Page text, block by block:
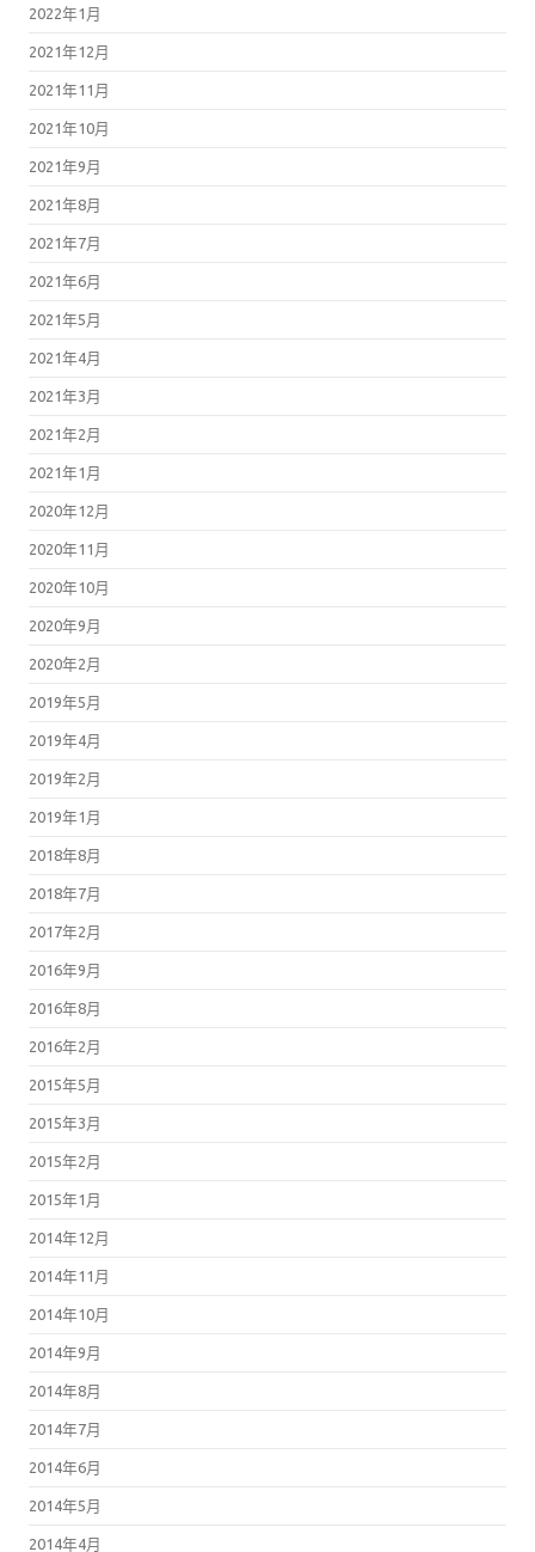
2022年1月
2021年12月
2021年11月
2021年10月
2021年9月
2021年8月
2021年7月
2021年6月
2021年5月
2021年4月
2021年3月
2021年2月
2021年1月
2020年12月
2020年11月
2020年10月
2020年9月
2020年2月
2019年5月
2019年4月
2019年2月
2019年1月
2018年8月
2018年7月
2017年2月
2016年9月
2016年8月
2016年2月
2015年5月
2015年3月
2015年2月
2015年1月
2014年12月
2014年11月
2014年10月
2014年9月
2014年8月
2014年7月
2014年6月
2014年5月
2014年4月